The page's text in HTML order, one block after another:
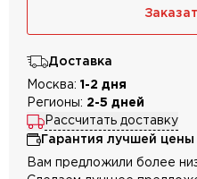
Доставка
Москва: 1-2 дня
Регионы: 2-5 дней
Рассчитать доставку
Гарантия лучшей цены
Вам предложили более